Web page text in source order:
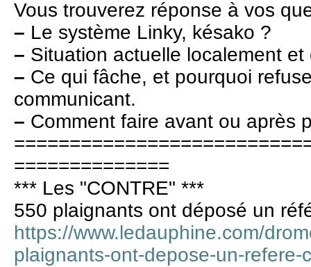
Vous trouverez réponse à vos
– Le système Linky, késako ?
– Situation actuelle localement et
– Ce qui fâche, et pourquoi
communicant.
– Comment faire avant ou après
==============
*** Les "CONTRE" ***
550 plaignants ont déposé un
https://www.ledauphine.com/
plaignants-ont-depose-un-refere-